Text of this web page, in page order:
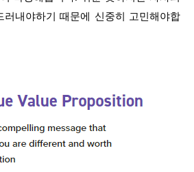
러내야하기 때문에 신중히 고민해야합